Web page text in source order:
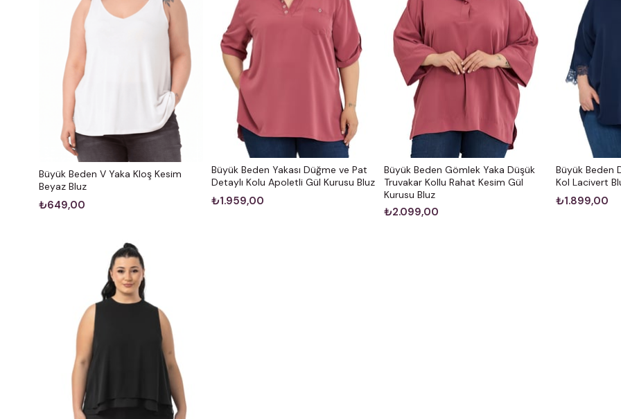
Büyük Beden V Yaka Kloş Kesim
Beyaz Bluz
₺649,00
Büyük Beden Yakası Düğme ve Pat
Detaylı Kolu Apoletli Gül Kurusu Bluz
₺1.959,00
Büyük Beden Gömlek Yaka Düşük
Truvakar Kollu Rahat Kesim Gül
Kurusu Bluz
₺2.099,00
Büyük Beden
Kol Lacivert
₺1.899,00